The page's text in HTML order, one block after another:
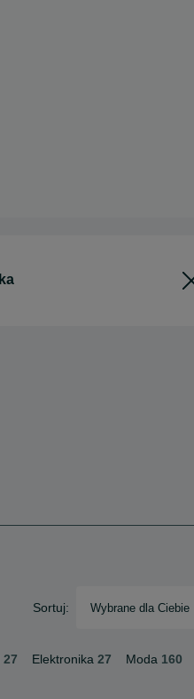
Sortuj: Wybrane dla Ciebie
27 Elektronika 27 Moda 160